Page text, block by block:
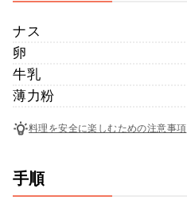
ナス
卵
牛乳
薄力粉
料理を安全に楽しむための注意事項
手順